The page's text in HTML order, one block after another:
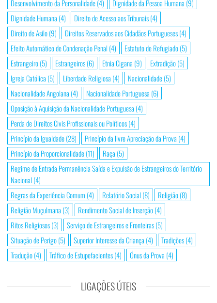
Desenvolvimento da Personalidade(4) Dignidade da Pessoa Humana (9)
Dignidade Humana (4) Direito de Acesso aos Tribunais(4)
Direito de Asilo(9) Direitos Reservados aos Cidadãos Portugueses(4)
Efeito Automático de Condenação Penal (4) Estatuto de Refugiado(5)
Estrangeiro(5) Estrangeiros(6) Etnia Cigana (9) Extradição(5)
Igreja Católica (5) Liberdade Religiosa (4) Nacionalidade(5)
Nacionalidade Angolana (4) Nacionalidade Portuguesa (6)
Oposição à Aquisição da Nacionalidade Portuguesa (4)
Perda de Direitos Civis Profissionais ou Políticos(4)
Princípio da Igualdade(28) Princípio da livre Apreciação da Prova (4)
Princípio da Proporcionalidade(11) Raça (5)
Regime de Entrada Permanência Saída e Expulsão de Estrangeiros do Território
Nacional (4)
Regras da Experiência Comum (4) Relatório Social (8) Religião(8)
Religião Muçulmana (3) Rendimento Social de Inserção(4)
Ritos Religiosos(3) Serviço de Estrangeiros e Fronteiras(5)
Situação de Perigo(5) Superior Interesse da Criança (4) Tradições(4)
Tradução(4) Tráfico de Estupefacientes(4) Ónus da Prova (4)
LIGAÇÕES ÚTEIS